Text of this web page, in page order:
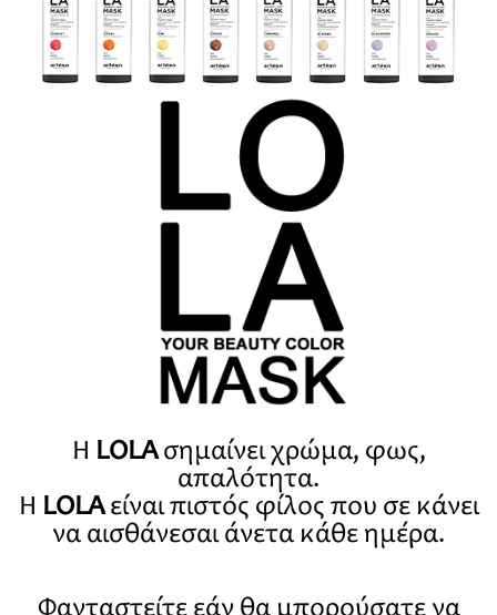
Η LOLAσημαίνει χρώμα, φως,
απαλότητα.
Η LOLAείναι πιστός φίλος που σε κάνει
να αισθάνεσαι άνετα κάθε ημέρα.